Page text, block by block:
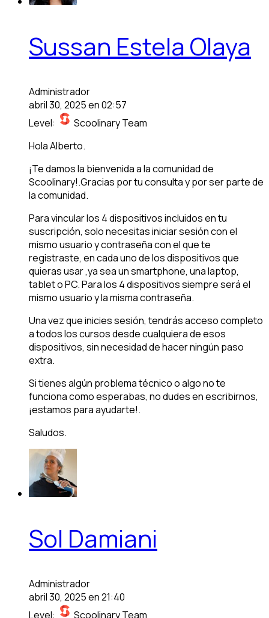
Sussan Estela Olaya
Administrador
abril 30, 2025 en 02:57
Level:
Scoolinary Team
Hola Alberto.
¡Te damos la bienvenida a la comunidad de
Scoolinary!.Gracias por tu consulta y por ser parte de
la comunidad.
Para vincular los 4 dispositivos incluidos en tu
suscripción, solo necesitas iniciar sesión con el
mismo usuario y contraseña con el que te
registraste, en cada uno de los dispositivos que
quieras usar ,ya sea un smartphone, una laptop,
tablet o PC. Para los 4 dispositivos siempre será el
mismo usuario y la misma contraseña.
Una vez que inicies sesión, tendrás acceso completo
a todos los cursos desde cualquiera de esos
dispositivos, sin necesidad de hacer ningún paso
extra.
Si tienes algún problema técnico o algo no te
funciona como esperabas, no dudes en escribirnos,
¡estamos para ayudarte!.
Saludos.
Sol Damiani
Administrador
abril 30, 2025 en 21:40
Level:
Scoolinary Team